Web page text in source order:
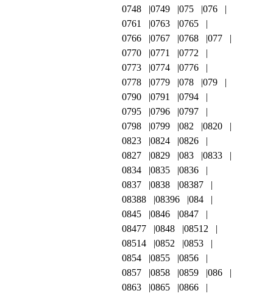
0748
0749 075
076
0761
0763
0765
0766
0767 0768
077
0770
0771
0772
0773
0774
0776
0778
0779 078
079
0790
0791
0794
0795
0796
0797
0798
0799 082
0820
0823
0824
0826
0827
0829 083
0833
0834
0835
0836
0837
0838
08387
08388
08396
084
0845
0846
0847
08477
0848
08512
08514
0852
0853
0854
0855
0856
0857
0858 0859
086
0863
0865
0866